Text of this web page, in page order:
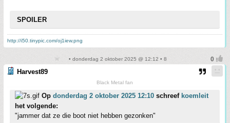
SPOILER
http://i50.tinypic.com/oj1iew.png
• donderdag 2 oktober 2025 @ 12:12 • 8
Harvest89
Black Metal fan
Op donderdag 2 oktober 2025 12:10 schreef koemleit
het volgende:
"jammer dat ze die boot niet hebben gezonken"